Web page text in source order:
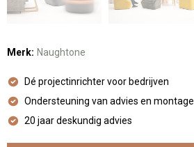
Merk: Naughtone
Dé projectinrichter voor bedrijven
Ondersteuning van advies en montage
20 jaar deskundig advies